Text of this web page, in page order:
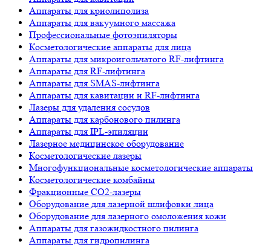
Аппараты для криолиполиза
Аппараты для вакуумного массажа
Профессиональные фотоэпиляторы
Косметологические аппараты для лица
Аппараты для микроигольчатого RF-лифтинга
Аппараты для RF-лифтинга
Аппараты для SMAS-лифтинга
Аппараты для кавитации и RF-лифтинга
Лазеры для удаления сосудов
Аппараты для карбонового пилинга
Аппараты для IPL-эпиляции
Лазерное медицинское оборудование
Косметологические лазеры
Многофункциональные косметологические аппараты
Косметологические комбайны
Фракционные СО2-лазеры
Оборудование для лазерной шлифовки лица
Оборудование для лазерного омоложения кожи
Аппараты для газожидкостного пилинга
Аппараты для гидропилинга